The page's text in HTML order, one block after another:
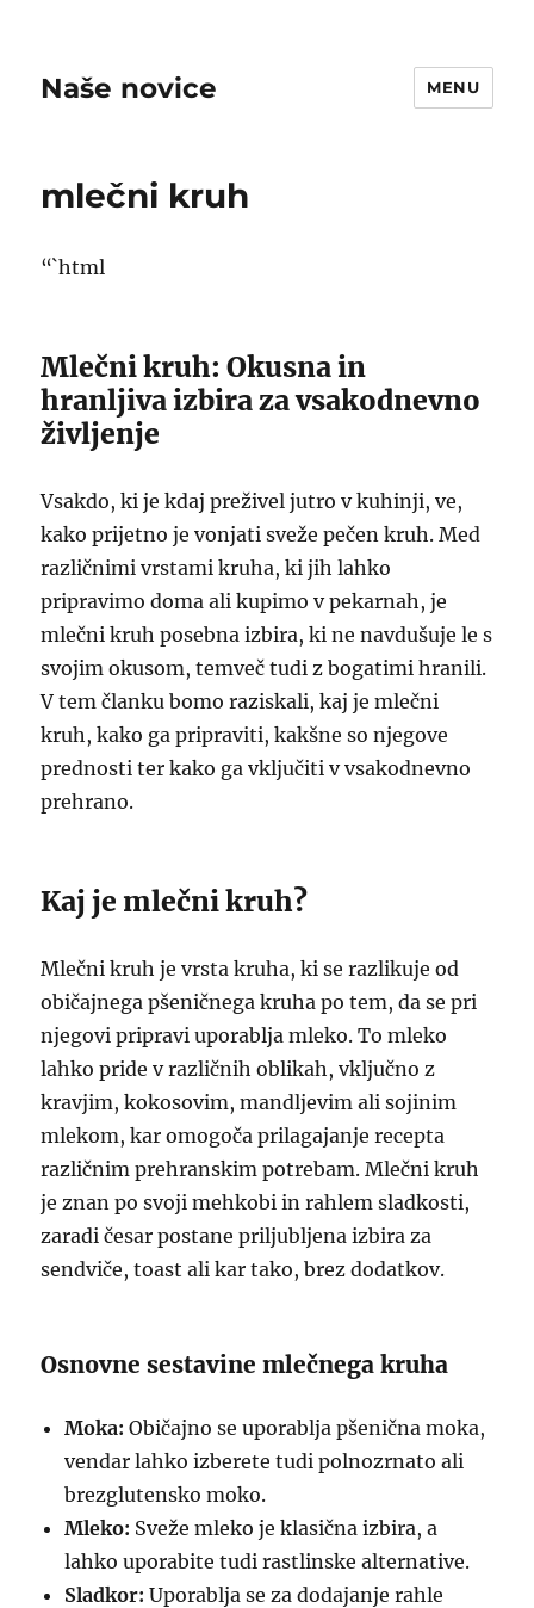
Naše novice MENU
mlečni kruh
“`html
Mlečni kruh: Okusna in
hranljiva izbira za vsakodnevno
življenje
Vsakdo, ki je kdaj preživel jutro v kuhinji, ve,
kako prijetno je vonjati sveže pečen kruh. Med
različnimi vrstami kruha, ki jih lahko
pripravimo doma ali kupimo v pekarnah, je
mlečni kruh posebna izbira, ki ne navdušuje le s
svojim okusom, temveč tudi z bogatimi hranili.
V tem članku bomo raziskali, kaj je mlečni
kruh, kako ga pripraviti, kakšne so njegove
prednosti ter kako ga vključiti v vsakodnevno
prehrano.
Kaj je mlečni kruh?
Mlečni kruh je vrsta kruha, ki se razlikuje od
običajnega pšeničnega kruha po tem, da se pri
njegovi pripravi uporablja mleko. To mleko
lahko pride v različnih oblikah, vključno z
kravjim, kokosovim, mandljevim ali sojinim
mlekom, kar omogoča prilagajanje recepta
različnim prehranskim potrebam. Mlečni kruh
je znan po svoji mehkobi in rahlem sladkosti,
zaradi česar postane priljubljena izbira za
sendviče, toast ali kar tako, brez dodatkov.
Osnovne sestavine mlečnega kruha
Moka: Običajno se uporablja pšenična moka,
vendar lahko izberete tudi polnozrnato ali
brezglutensko moko.
Mleko: Sveže mleko je klasična izbira, a
lahko uporabite tudi rastlinske alternative.
Sladkor: Uporablja se za dodajanje rahle